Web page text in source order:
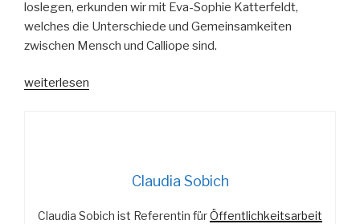
loslegen, erkunden wir mit Eva-Sophie Katterfeldt,
welches die Unterschiede und Gemeinsamkeiten
zwischen Mensch und Calliope sind.
„Erst
weiterlesen
Claudia Sobich
Claudia Sobich ist Referentin fürÖffentlichkeitsarbeit